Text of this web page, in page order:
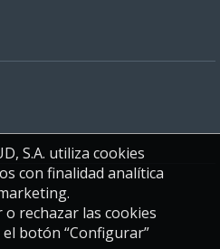
S.A. utiliza cookies
con finalidad analítica
rechazar las cookies
botón “Configurar”